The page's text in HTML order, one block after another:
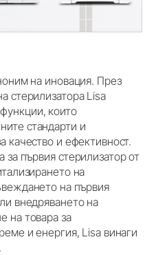
на иновация. През
стерилизатора Lisa
които
стандарти и
качество и ефективност.
първия стерилизатор от
на
на първия
внедряването на
на товара за
и енергия, Lisa винаги